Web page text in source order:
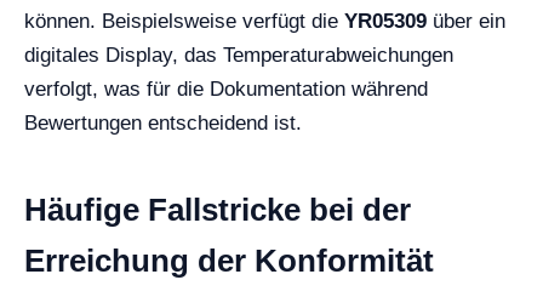
können. Beispielsweise verfügt die YR05309 über ein
digitales Display, das Temperaturabweichungen
verfolgt, was für die Dokumentation während
Bewertungen entscheidend ist.
Häufige Fallstricke bei der
Erreichung der Konformität